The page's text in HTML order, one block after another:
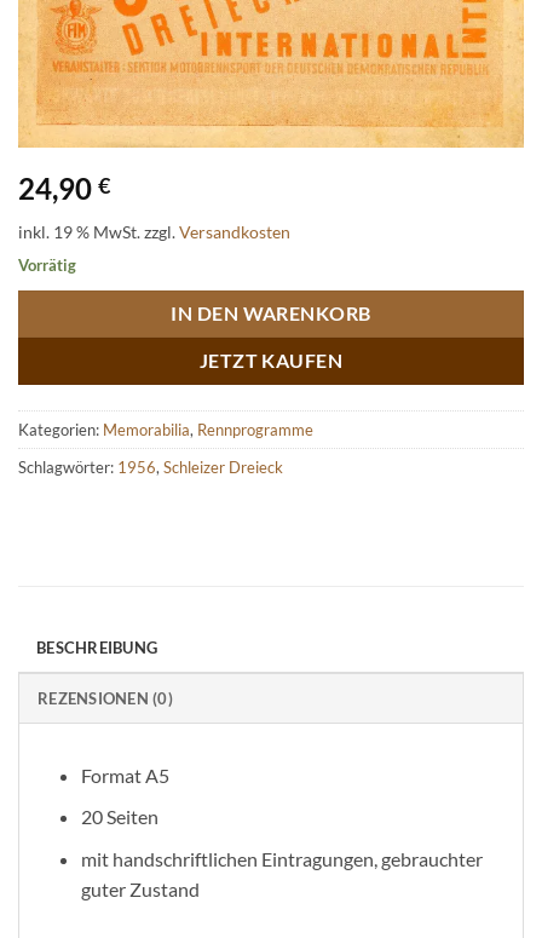
24,90 €
inkl. 19 % MwSt.zzgl.Versandkosten
Vorrätig
IN DEN WARENKORB
JETZT KAUFEN
Kategorien: Memorabilia, Rennprogramme
Schlagwörter: 1956, Schleizer Dreieck
BESCHREIBUNG
REZENSIONEN (0)
Format A5
20 Seiten
mit handschriftlichen Eintragungen, gebrauchter
guter Zustand